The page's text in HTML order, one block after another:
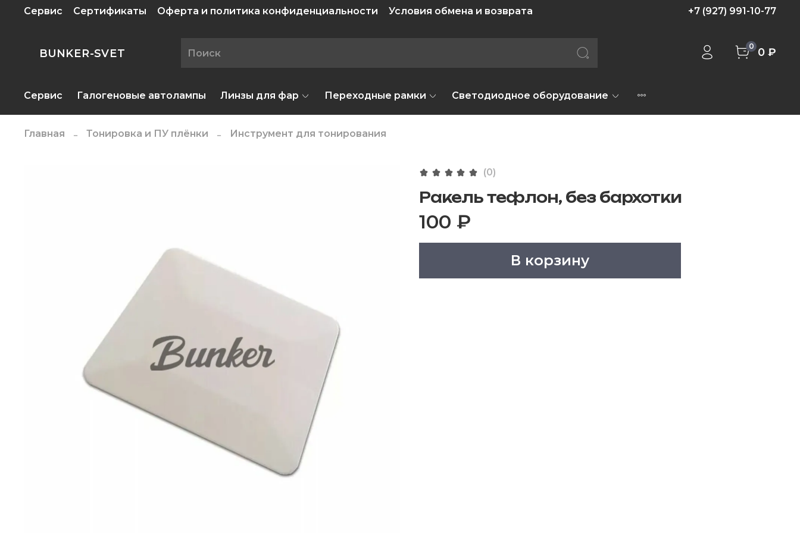
Сервис Сертификаты Оферта и политика конфиденциальности Условия обмена и возврата +7 (927) 991-10-77
BUNKER-SVET
0 0 ₽
Сервис Галогеновые автолампы Линзы для фар Переходные рамки Светодиодное оборудование
Главная Тонировка и ПУ плёнки Инструмент для тонирования
(0)
Ракель тефлон, без бархотки
100 ₽
В корзину